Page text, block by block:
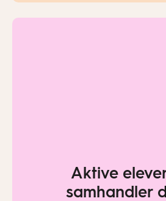
Aktive
samhandler